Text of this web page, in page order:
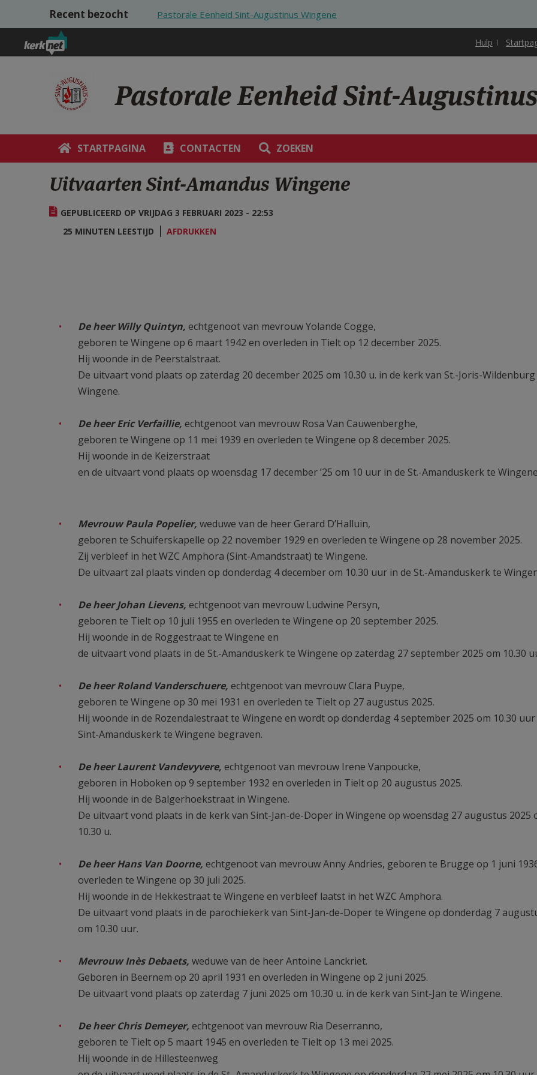
Overslaan en naar de inhoud gaan
Recent bezocht Pastorale Eenheid Sint-Augustinus Wingene
Hulp
Pastorale Eenheid Sint-
STARTPAGINA CONTACTEN ZOEKEN
Uitvaarten Sint-Amandus Wingene
GEPUBLICEERD OP VRIJDAG 3 FEBRUARI 2023 - 22:53
25 MINUTEN LEESTIJD
AFDRUKKEN
De heer Willy Quintyn, echtgenoot van mevrouw Yolande Cogge,
geboren te Wingene op 6 maart 1942 en overleden in Tielt op 12 december 2025.
Hij woonde in de Peerstalstraat.
De uitvaart vond plaats op zaterdag 20 december 2025 om 10.30 u. in de kerk van St.-Joris-
Wingene.
De heer Eric Verfaillie, echtgenoot van mevrouw Rosa Van Cauwenberghe,
geboren te Wingene op 11 mei 1939 en overleden te Wingene op 8 december 2025.
Hij woonde in de Keizerstraat
en de uitvaart vond plaats op woensdag 17 december ’25 om 10 uur in de St.-Amanduskerk te
Mevrouw Paula Popelier, weduwe van de heer Gerard D’Halluin,
geboren te Schuiferskapelle op 22 november 1929 en overleden te Wingene op 28 november 2025.
Zij verbleef in het WZC Amphora (Sint-Amandstraat) te Wingene.
De uitvaart zal plaats vinden op donderdag 4 december om 10.30 uur in de St.-Amanduskerk te
De heer Johan Lievens, echtgenoot van mevrouw Ludwine Persyn,
geboren te Tielt op 10 juli 1955 en overleden te Wingene op 20 september 2025.
Hij woonde in de Roggestraat te Wingene en
de uitvaart vond plaats in de St.-Amanduskerk te Wingene op zaterdag 27 september 2025 om 10.30
De heer Roland Vanderschuere, echtgenoot van mevrouw Clara Puype,
geboren te Wingene op 30 mei 1931 en overleden te Tielt op 27 augustus 2025.
Hij woonde in de Rozendalestraat te Wingene en wordt op donderdag 4 september 2025 om 10.30 uur
Sint-Amanduskerk te Wingene begraven.
De heer Laurent Vandevyvere, echtgenoot van mevrouw Irene Vanpoucke,
geboren in Hoboken op 9 september 1932 en overleden in Tielt op 20 augustus 2025.
Hij woonde in de Balgerhoekstraat in Wingene.
De uitvaart vond plaats in de kerk van Sint-Jan-de-Doper in Wingene op woensdag 27 augustus 2025
10.30 u.
De heer Hans Van Doorne, echtgenoot van mevrouw Anny Andries, geboren te Brugge op 1 juni
overleden te Wingene op 30 juli 2025.
Hij woonde in de Hekkestraat te Wingene en verbleef laatst in het WZC Amphora.
De uitvaart vond plaats in de parochiekerk van Sint-Jan-de-Doper te Wingene op donderdag 7
om 10.30 uur.
Mevrouw Inès Debaets, weduwe van de heer Antoine Lanckriet.
Geboren in Beernem op 20 april 1931 en overleden in Wingene op 2 juni 2025.
De uitvaart vond plaats op zaterdag 7 juni 2025 om 10.30 u. in de kerk van Sint-Jan te Wingene.
De heer Chris Demeyer, echtgenoot van mevrouw Ria Deserranno,
geboren te Tielt op 5 maart 1945 en overleden te Tielt op 13 mei 2025.
Hij woonde in de Hillesteenweg